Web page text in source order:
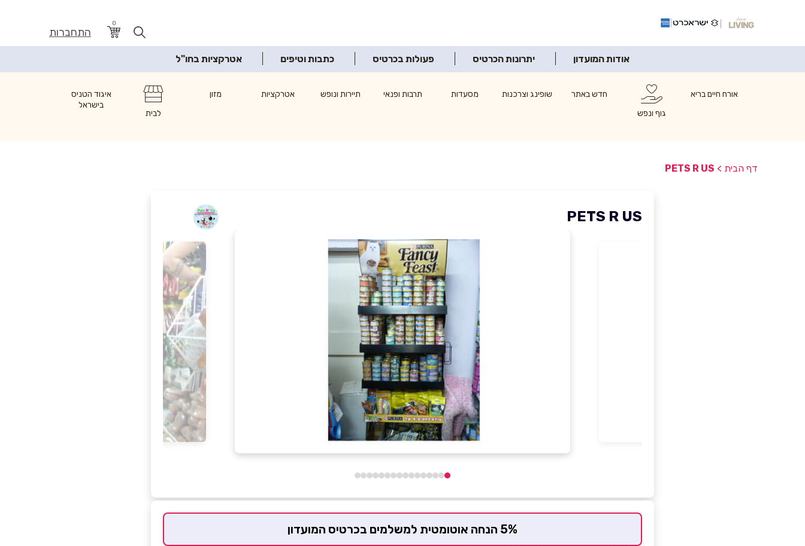
0
התחברות
אודות המועדון יתרונות הכרטיס פעולות בכרטיס כתבות וטיפים אטרקציות בחו"ל
אורח חיים בריא
גוף ונפש
חדש באתר שופינג וצרכנות מסעדות תרבות ופנאי תיירות ונופש אטרקציות
מזון
לבית
איגוד הטניס
בישראל
דף הבית >
PETS R US
PETS R US
5% הנחה אוטומטית למשלמים בכרטיס המועדון